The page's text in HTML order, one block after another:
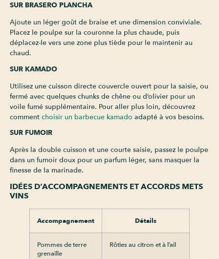
SUR BRASERO PLANCHA
Ajoute un léger goût de braise et une dimension conviviale.
Placez le poulpe sur la couronne la plus chaude, puis
déplacez-le vers une zone plus tiède pour le maintenir au
chaud.
SUR KAMADO
Utilisez une cuisson directe couvercle ouvert pour la saisie, ou
fermé avec quelques chunks de chêne ou d’olivier pour un
voile fumé supplémentaire. Pour aller plus loin, découvrez
comment choisir un barbecue kamado adapté à vos besoins.
SUR FUMOIR
Après la double cuisson et une courte saisie, passez le poulpe
dans un fumoir doux pour un parfum léger, sans masquer la
finesse de la marinade.
IDÉES D’ACCOMPAGNEMENTS ET ACCORDS METS
VINS
Accompagnement Détails
Pommes de terre
grenaille
Rôties au citron et à l’ail